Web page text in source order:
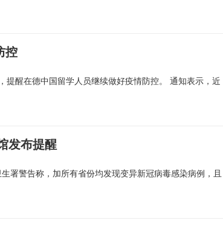
控
醒在德中国留学人员继续做好疫情防控。 通知表示，近
发布提醒
署警告称，加所有省份均发现变异新冠病毒感染病例，且